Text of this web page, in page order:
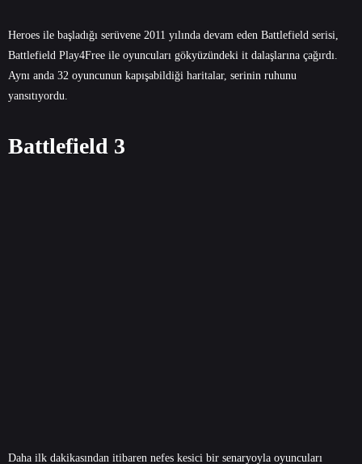
Heroes ile başladığı serüvene 2011 yılında devam eden Battlefield serisi,
Battlefield Play4Free ile oyuncuları gökyüzündeki it dalaşlarına çağırdı.
Aynı anda 32 oyuncunun kapışabildiği haritalar, serinin ruhunu
yansıtıyordu.
Battlefield 3
Daha ilk dakikasından itibaren nefes kesici bir senaryoyla oyuncuları